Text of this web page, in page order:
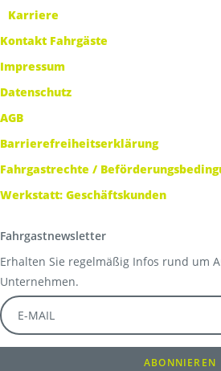
Karriere
Kontakt Fahrgäste
Impressum
Datenschutz
AGB
Barrierefreiheitserklärung
Fahrgastrechte /
Werkstatt: Geschäftskunden
Fahrgastnewsletter
Erhalten Sie regelmäßig Infos rund um
Unternehmen.